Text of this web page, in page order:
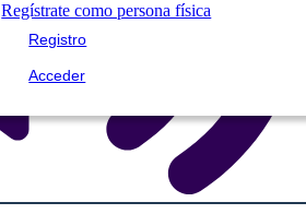
Regístrate como persona física
Registro
Acceder